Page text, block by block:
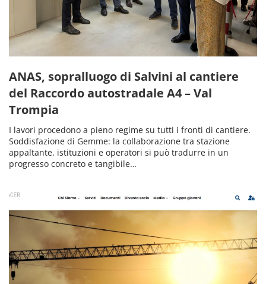
ANAS, sopralluogo di Salvini al cantiere
del Raccordo autostradale A4 – Val
Trompia
I lavori procedono a pieno regime su tutti i fronti di cantiere.
Soddisfazione di Gemme: la collaborazione tra stazione
appaltante, istituzioni e operatori si può tradurre in un
progresso concreto e tangibile…